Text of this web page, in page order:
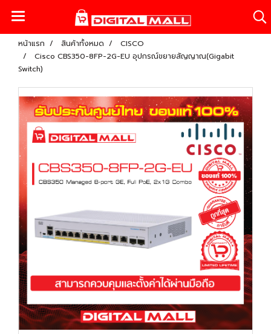
หน้าแรก สินค้าทั้งหมด
CISCO
Cisco CBS350-8FP-2G-EU อุปกรณ์ขยายสัญญาณ(Gigabit
Switch)